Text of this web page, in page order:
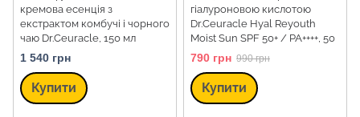
кремова есенція з
екстрактом комбучі і чорного
чаю Dr.Ceuracle, 150 мл
1 540 грн
Купити
гіалуроновою кислотою
Dr.Ceuracle Hyal Reyouth
Moist Sun SPF 50+ / PA++++, 50
мл
790 грн 990 грн
Купити